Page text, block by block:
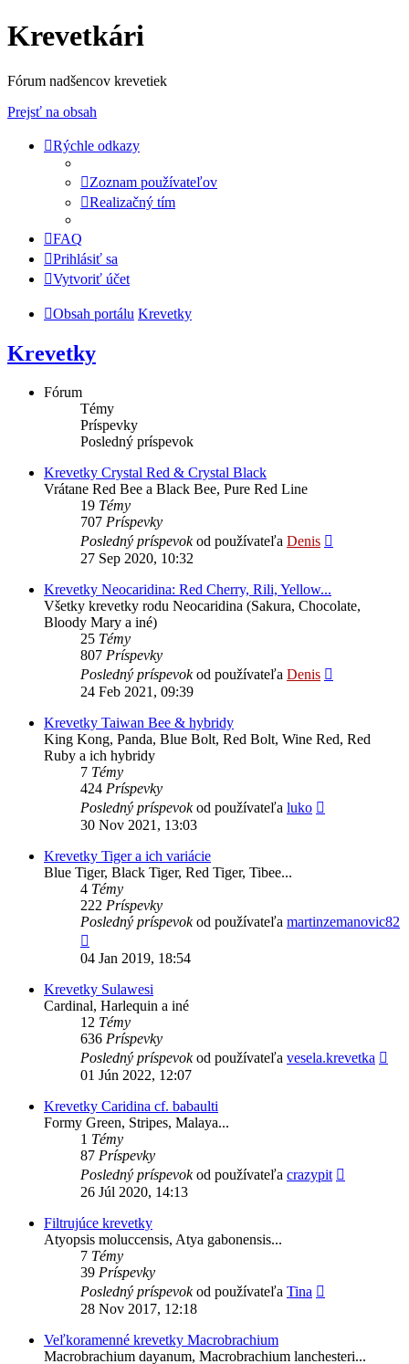
Krevetkári
Fórum nadšencov krevetiek
Prejsť na obsah
Rýchle odkazy
Zoznam používateľov
Realizačný tím
FAQ
Prihlásiť sa
Vytvoriť účet
Obsah portálu Krevetky
Krevetky
Fórum
Témy
Príspevky
Posledný príspevok
Krevetky Crystal Red & Crystal Black
Vrátane Red Bee a Black Bee, Pure Red Line
19 Témy
707 Príspevky
Posledný príspevokod používateľa Denis
27 Sep 2020, 10:32
Krevetky Neocaridina: Red Cherry, Rili, Yellow...
Všetky krevetky rodu Neocaridina (Sakura, Chocolate,
Bloody Mary a iné)
25 Témy
807 Príspevky
Posledný príspevokod používateľa Denis
24 Feb 2021, 09:39
Krevetky Taiwan Bee & hybridy
King Kong, Panda, Blue Bolt, Red Bolt, Wine Red, Red
Ruby a ich hybridy
7 Témy
424 Príspevky
Posledný príspevokod používateľa luko
30 Nov 2021, 13:03
Krevetky Tiger a ich variácie
Blue Tiger, Black Tiger, Red Tiger, Tibee...
4 Témy
222 Príspevky
Posledný príspevokod používateľa martinzemanovic82
posledný
04 Jan 2019, 18:54
Krevetky Sulawesi
Cardinal, Harlequin a iné
12 Témy
636 Príspevky
Posledný príspevokod používateľa vesela.krevetka
01 Jún 2022, 12:07
Krevetky Caridina cf. babaulti
Formy Green, Stripes, Malaya...
1 Témy
87 Príspevky
Posledný príspevokod používateľa crazypit
26 Júl 2020, 14:13
Filtrujúce krevetky
Atyopsis moluccensis, Atya gabonensis...
7 Témy
39 Príspevky
Posledný príspevokod používateľa Tina
28 Nov 2017, 12:18
Veľkoramenné krevetky Macrobrachium
Macrobrachium dayanum, Macrobrachium lanchesteri...